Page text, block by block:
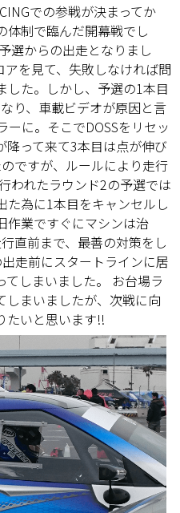
での参戦が決まってか
体制で臨んだ開幕戦でし
選からの出走となりまし
アを見て、失敗しなければ問
した。しかし、予選の1本目
り、車載ビデオが原因と言
ーに。そこでDOSSをリセッ
降って来て3本目は点が伸び
ですが、ルールにより走行
われたラウンド2の予選では
た為に1本目をキャンセルし
作業ですぐにマシンは治
直前まで、最善の対策をし
走前にスタートラインに居
しまいました。 お台場ラ
しまいましたが、次戦に向
たいと思います!!